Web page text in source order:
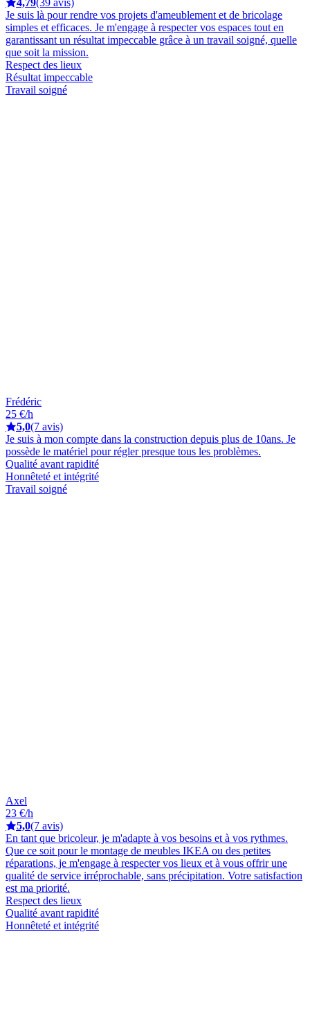
Je suis là pour rendre vos projets d'ameublement et de bricolage
simples et efficaces. Je m'engage à respecter vos espaces tout en
garantissant un résultat impeccable grâce à un travail soigné, quelle
que soit la mission.
Respect des lieux
Résultat impeccable
Travail soigné
Frédéric
25 €/h
5,0(7 avis)
Je suis à mon compte dans la construction depuis plus de 10ans. Je
possède le matériel pour régler presque tous les problèmes.
Qualité avant rapidité
Honnêteté et intégrité
Travail soigné
Axel
23 €/h
5,0(7 avis)
En tant que bricoleur, je m'adapte à vos besoins et à vos rythmes.
Que ce soit pour le montage de meubles IKEA ou des petites
réparations, je m'engage à respecter vos lieux et à vous offrir une
qualité de service irréprochable, sans précipitation. Votre satisfaction
est ma priorité.
Respect des lieux
Qualité avant rapidité
Honnêteté et intégrité